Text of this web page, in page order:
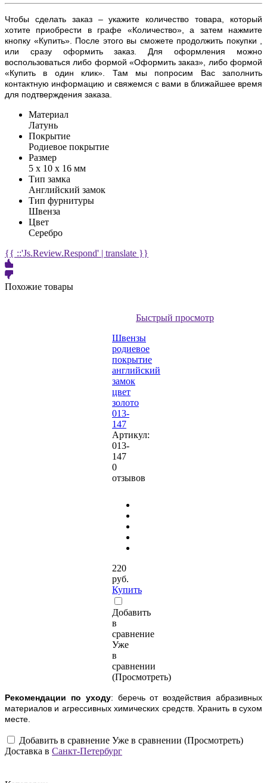
Чтобы сделать заказ – укажите количество товара, который
хотите приобрести в графе «Количество», а затем нажмите
кнопку «Купить». После этого вы сможете продолжить покупки ,
или сразу оформить заказ. Для оформления можно
воспользоваться либо формой «Оформить заказ», либо формой
«Купить в один клик». Там мы попросим Вас заполнить
контактную информацию и свяжемся с вами в ближайшее время
для подтверждения заказа.
Материал
Латунь
Покрытие
Родиевое покрытие
Размер
5 х 10 х 16 мм
Тип замка
Английский замок
Тип фурнитуры
Швенза
Цвет
Серебро
{{ ::'Js.Review.Respond' | translate }}
Похожие товары
Быстрый просмотр
Швензы
родиевое
покрытие
английский
замок
цвет
золото
013-
147
Артикул:
013-
147
0
отзывов
220
руб.
Купить
Добавить
в
сравнение
Уже
в
сравнении
(Просмотреть)
Рекомендации по уходу: беречь от воздействия абразивных
материалов и агрессивных химических средств. Хранить в сухом
месте.
Добавить в сравнение Уже в сравнении (Просмотреть)
Доставка в Санкт-Петербург